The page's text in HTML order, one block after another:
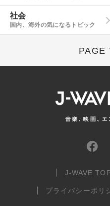
社会
国内、海外の気になるトピック
PAGE
J-WAVE
プライバシーポリ